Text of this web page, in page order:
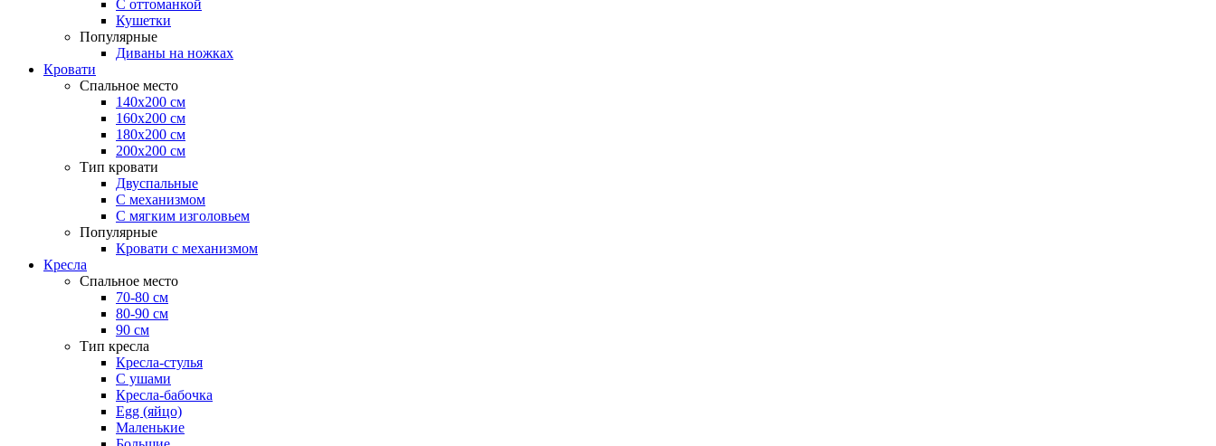
С оттоманкой
Кушетки
Популярные
Диваны на ножках
Кровати
Спальное место
140х200 см
160х200 см
180х200 см
200х200 см
Тип кровати
Двуспальные
С механизмом
С мягким изголовьем
Популярные
Кровати с механизмом
Кресла
Спальное место
70-80 см
80-90 см
90 см
Тип кресла
Кресла-стулья
С ушами
Кресла-бабочка
Egg (яйцо)
Маленькие